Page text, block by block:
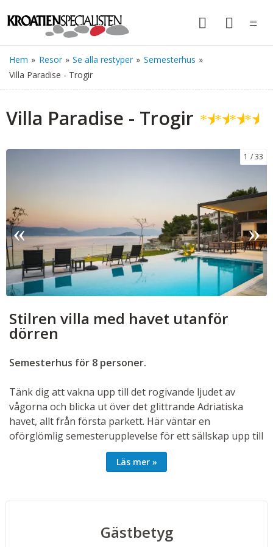
Hem » Resor » Se alla restyper » Semesterhus »
Villa Paradise - Trogir
Villa Paradise - Trogir ★★★★
1 33
Stilren villa med havet utanför
dörren
Semesterhus för 8 personer.
Tänk dig att vakna upp till det rogivande ljudet av
vågorna och blicka ut över det glittrande Adriatiska
havet, allt från första parkett. Här väntar en
oförglömlig semesterupplevelse för ett sällskap upp till
8 gäster. I denna strandnära villa kombineras lyx,
komfort och naturskönhet. Med privat pool,
För den som vill utforska området ligger den historiska
Läs mer
Gästbetyg